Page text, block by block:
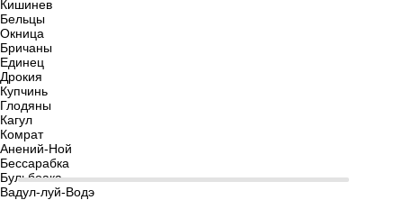
Почему выгодно обращаться в
наш магазин?
Каждый, кто обращается к нам, получает выгодные
преимущества:
Внушительный выбор изделий разных размеров и
цветов.
Кишинев
Бельцы
Окница
Бричаны
Единец
Дрокия
Купчинь
Глодяны
Кагул
Комрат
Анений-Ной
Бессарабка
Бульбоака
Вадул-луй-Водэ